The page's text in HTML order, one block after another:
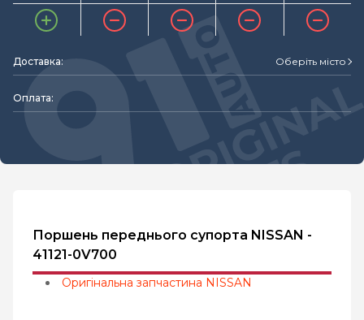
Доставка: Оберіть місто
Оплата:
Поршень переднього супорта NISSAN -
41121-0V700
Оригінальна запчастина NISSAN